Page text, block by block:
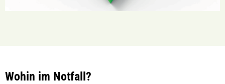
Wohin im Notfall?